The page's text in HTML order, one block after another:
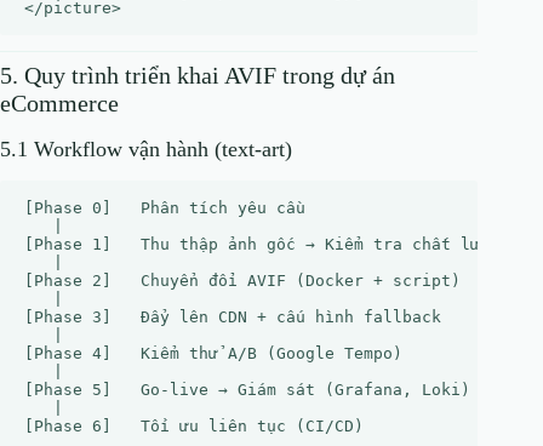
5. Quy trình triển khai AVIF trong dự án
eCommerce
5.1 Workflow vận hành (text‑art)
[Phase 0]   Phân tích yêu cầu
[Phase 1]   Thu thập ảnh gốc → Kiểm tra chất lượng
[Phase 2]   Chuyển đổi AVIF (Docker + script)
[Phase 3]   Đẩy lên CDN + cấu hình fallback
[Phase 4]   Kiểm thử A/B (Google Tempo)
[Phase 5]   Go‑live → Giám sát (Grafana, Loki)